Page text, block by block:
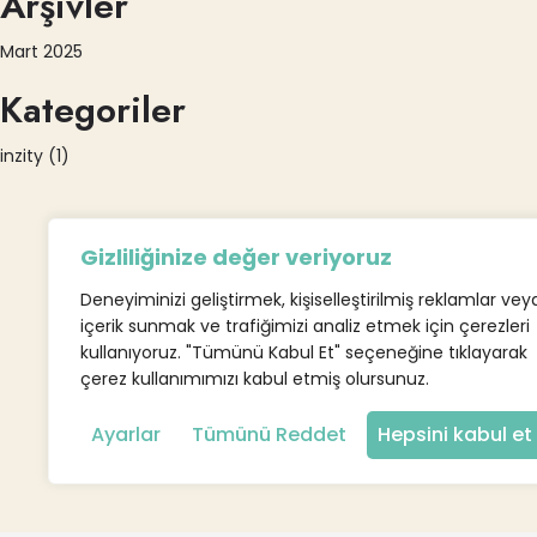
Gizliliğinize değer veriyoruz
Deneyiminizi geliştirmek, kişiselleştirilmiş reklamlar
içerik sunmak ve trafiğimizi analiz etmek için çerezleri
kullanıyoruz. "Tümünü Kabul Et" seçeneğine tıklayarak
çerez kullanımımızı kabul etmiş olursunuz.
Ayarlar Tümünü Reddet Hepsini kabul et
Mart 2025
Kategoriler
inzity (1)